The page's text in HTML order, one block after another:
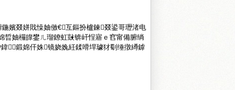
嬪叕姘戝懆妯傚€互鏂扮櫨鍊叕鍙哥瓑渚电
妯欏皥鐢ㄦ瑠鐐虹敱锛屽悜寤ｅ窞甯備腑绱
╄鍛婂仠姝镜娆婏紝鍒嗗垾璩犲劅缍撴繜鎼